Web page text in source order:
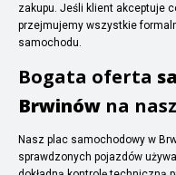
zakupu. Jeśli klient akceptuje
przejmujemy wszystkie
samochodu.
Bogata oferta
Brwinów na
Nasz plac samochodowy w
sprawdzonych pojazdów